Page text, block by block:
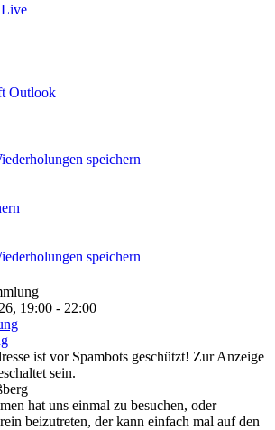
Outlook
speichern
speichern
19:00 - 22:00
ist vor Spambots geschützt! Zur Anzeige
sein.
hat uns einmal zu besuchen, oder
beizutreten, der kann einfach mal auf den